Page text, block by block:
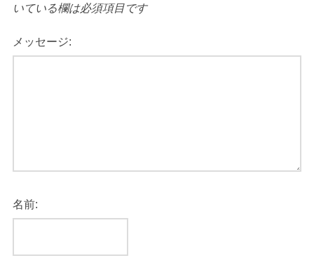
いている欄は必須項目です
メッセージ:
名前: